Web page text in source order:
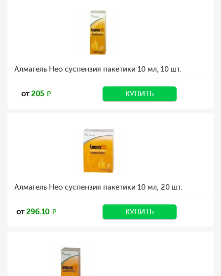
Алмагель Нео суспензия пакетики 10 мл, 10 шт.
от205 КУПИТЬ
Алмагель Нео суспензия пакетики 10 мл, 20 шт.
от296.10 КУПИТЬ